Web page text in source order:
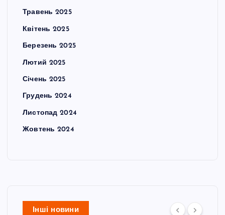
Травень 2025
Квітень 2025
Березень 2025
Лютий 2025
Січень 2025
Грудень 2024
Листопад 2024
Жовтень 2024
Інші новини